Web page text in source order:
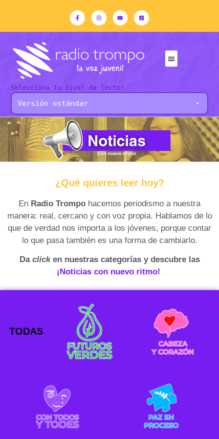
Selecciona tu nivel de lector
¿Qué quieres leer hoy?
En Radio Trompo hacemos periodismo a nuestra
manera: real, cercano y con voz propia. Hablamos de lo
que de verdad nos importa a los jóvenes, porque contar
lo que pasa también es una forma de cambiarlo.
Da clicken nuestras categorías y descubre las
¡Noticias con nuevo ritmo!
TODAS